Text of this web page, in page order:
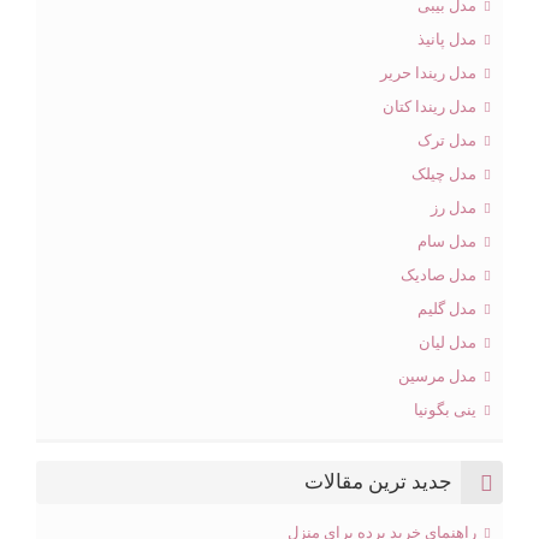
مدل بیبی
مدل پانیذ
مدل ریندا حریر
مدل ریندا کتان
مدل ترک
مدل چیلک
مدل رز
مدل سام
مدل صادیک
مدل گلیم
مدل لیان
مدل مرسین
ینی بگونیا
جدید ترین مقالات
راهنمای خرید پرده برای منزل